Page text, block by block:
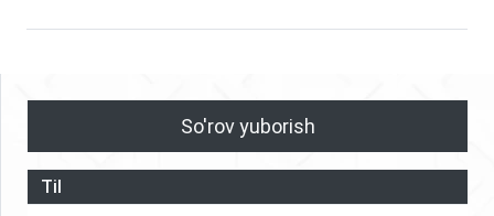
So'rov yuborish
Til